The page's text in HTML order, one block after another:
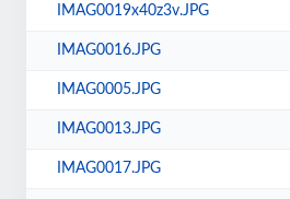
IMAG0019x40z3v.JPG
IMAG0016.JPG
IMAG0005.JPG
IMAG0013.JPG
IMAG0017.JPG